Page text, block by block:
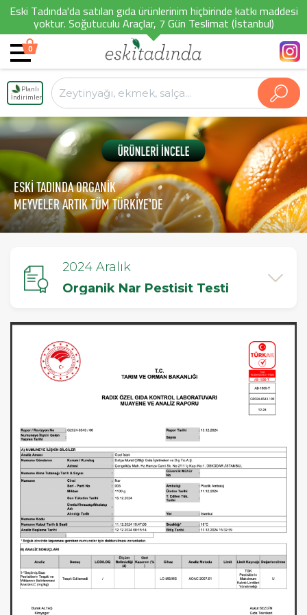
Eski Tadında'da satılan gıda ürünlerinim hiçbirinde katkı maddesi
yoktur. Soğutuculu Araçlar, 7 Gün Teslimat (İstanbul)
0
Planlı
İndirimler
ESKİ TADINDA ORGANİK
MEYVELER ARTIK TÜM TÜRKİYE'DE
2024 Aralık
Organik Nar Pestisit Testi